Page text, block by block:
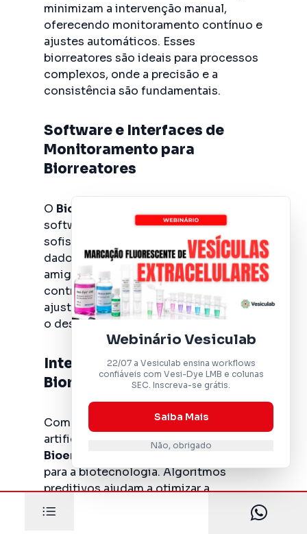
Webinário Vesiculab
22/07 a Vesiculab ensina workflows
confiáveis com Vesi-Dye LMB e colunas
SEC. Inscreva-se grátis.
Saiba Mais
Não, obrigado
minimizam a intervenção manual,
oferecendo monitoramento contínuo e
ajustes automáticos. Esses
biorreatores são ideais para processos
complexos, onde a precisão e a
consistência são fundamentais.
Software e Interfaces de
Monitoramento para
Biorreatores
O BioLector XT
software de monitoramento
sofisticado, coletando e analisando
dados em tempo real. A interface
amigável desses sistemas facilita o
controle do processo, permitindo
ajustes precisos e rápidos para otimizar
o desempenho.
Inteligência Artificial em
Biorreatores
Com a integração da inteligência
artificial, o
BioLector XT e o KLF da
Bioengineering AG
para a biotecnologia. Algoritmos
preditivos ajudam a otimizar a
operação, antecipando falhas e